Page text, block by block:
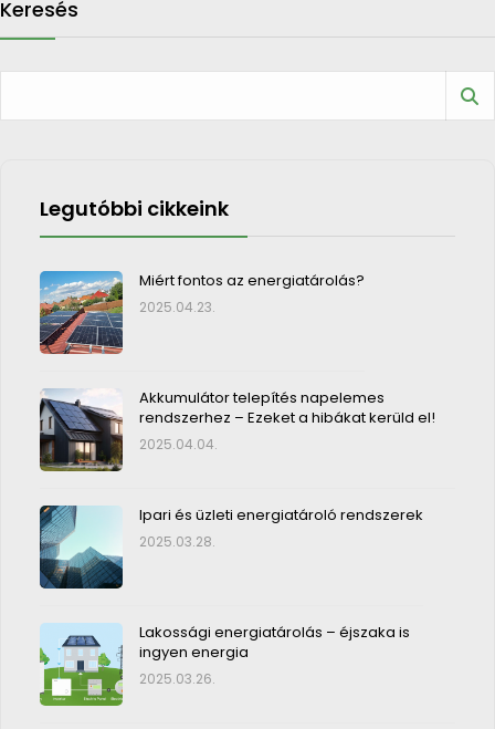
Keresés
Legutóbbi cikkeink
Miért fontos az energiatárolás?
2025.04.23.
Akkumulátor telepítés napelemes
rendszerhez – Ezeket a hibákat kerüld el!
2025.04.04.
Ipari és üzleti energiatároló rendszerek
2025.03.28.
Lakossági energiatárolás – éjszaka is
ingyen energia
2025.03.26.